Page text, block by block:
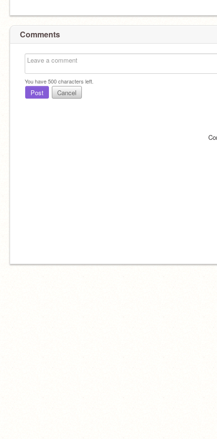
Comments
You have500characters left.
Post Cancel